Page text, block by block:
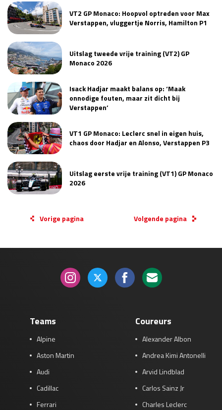
VT2 GP Monaco: Hoopvol optreden voor Max
Verstappen, vluggertje Norris, Hamilton P1
Uitslag tweede vrije training (VT2) GP
Monaco 2026
Isack Hadjar maakt balans op: ‘Maak
onnodige fouten, maar zit dicht bij
Verstappen’
VT1 GP Monaco: Leclerc snel in eigen huis,
chaos door Hadjar en Alonso, Verstappen P3
Uitslag eerste vrije training (VT1) GP Monaco
2026
Vorige pagina Volgende pagina
Teams
Alpine
Aston Martin
Audi
Cadillac
Ferrari
Coureurs
Alexander Albon
Andrea Kimi Antonelli
Arvid Lindblad
Carlos Sainz Jr
Charles Leclerc